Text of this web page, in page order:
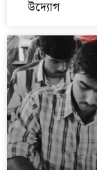
উদ্যোগ